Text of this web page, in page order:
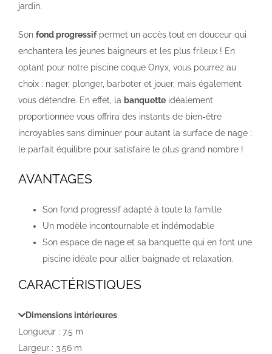
jardin.
Son fond progressifpermet un accès tout en douceur qui
enchantera les jeunes baigneurs et les plus frileux ! En
optant pour notre piscine coque Onyx, vous pourrez au
choix : nager, plonger, barboter et jouer, mais également
vous détendre. En effet, la banquette idéalement
proportionnée vous offrira des instants de bien-être
incroyables sans diminuer pour autant la surface de nage :
le parfait équilibre pour satisfaire le plus grand nombre !
AVANTAGES
Son fond progressif adapté à toute la famille
Un modèle incontournable et indémodable
Son espace de nage et sa banquette qui en font une
piscine idéale pour allier baignade et relaxation.
CARACTÉRISTIQUES
Dimensions intérieures
Longueur : 7.5 m
Largeur : 3.56 m